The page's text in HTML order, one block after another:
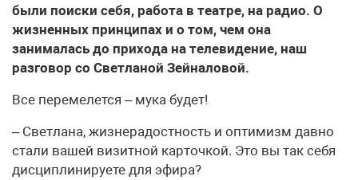
были поиски себя, работа в театре, на радио. О
жизненных принципах и о том, чем она
занималась до прихода на телевидение, наш
разговор со Светланой Зейналовой.
Все перемелется – мука будет!
– Светлана, жизнерадостность и оптимизм давно
стали вашей визитной карточкой. Это вы так себя
дисциплинируете для эфира?